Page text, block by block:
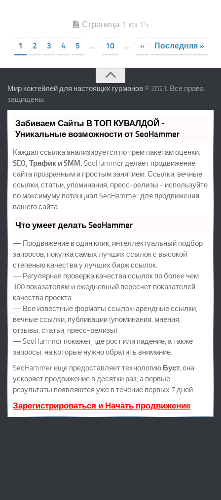
Страница 1 из 15
1 2 3 4 5 ... 10 ... » Последняя »
Мир коктейлей для настоящих гурманов © 2021. Все права
защищены.
Забиваем Сайты В ТОП КУВАЛДОЙ -
Уникальные возможности от SeoHammer
Каждая ссылка анализируется по трем пакетам оценки:
SEO, Трафик и SMM. SeoHammer делает продвижение
сайта прозрачным и простым занятием. Ссылки, вечные
ссылки, статьи, упоминания, пресс-релизы - используйте
по максимуму потенциал SeoHammer для продвижения
вашего сайта.
Что умеет делать SeoHammer
— Продвижение в один клик, интеллектуальный подбор
запросов, покупка самых лучших ссылок с высокой
степенью качества у лучших бирж ссылок.
— Регулярная проверка качества ссылок по более чем
100 показателям и ежедневный пересчет показателей
качества проекта.
— Все известные форматы ссылок: арендные ссылки,
вечные ссылки, публикации (упоминания, мнения,
отзывы, статьи, пресс-релизы).
— SeoHammer покажет, где рост или падение, а также
запросы, на которые нужно обратить внимание.
SeoHammer еще предоставляет технологию Буст, она
ускоряет продвижение в десятки раз, а первые
результаты появляются уже в течение первых 7 дней.
Зарегистрироваться и Начать продвижение